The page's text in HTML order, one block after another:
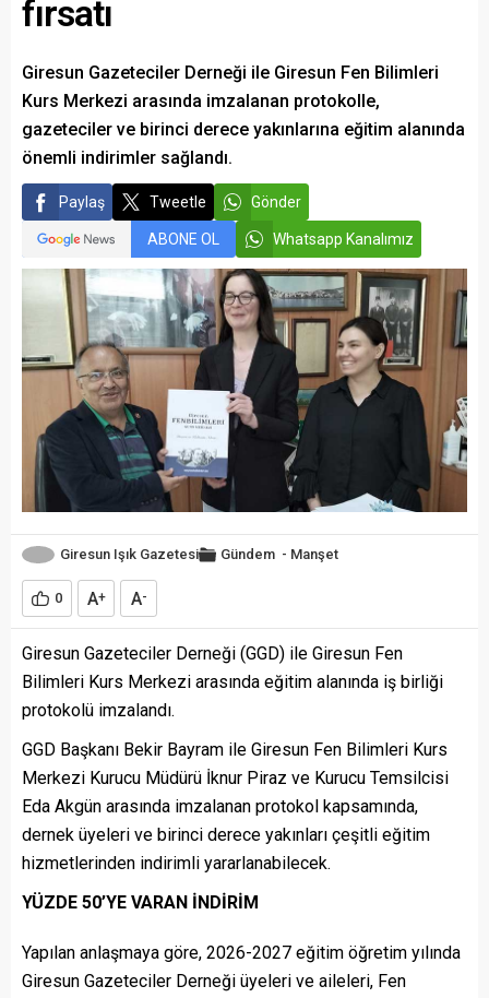
fırsatı
Giresun Gazeteciler Derneği ile Giresun Fen Bilimleri
Kurs Merkezi arasında imzalanan protokolle,
gazeteciler ve birinci derece yakınlarına eğitim alanında
önemli indirimler sağlandı.
Paylaş Tweetle Gönder
ABONE OL Whatsapp Kanalımız
Giresun Işık Gazetesi Gündem - Manşet
0 A+ A-
Giresun Gazeteciler Derneği (GGD) ile Giresun Fen
Bilimleri Kurs Merkezi arasında eğitim alanında iş birliği
protokolü imzalandı.
GGD Başkanı Bekir Bayram ile Giresun Fen Bilimleri Kurs
Merkezi Kurucu Müdürü İknur Piraz ve Kurucu Temsilcisi
Eda Akgün arasında imzalanan protokol kapsamında,
dernek üyeleri ve birinci derece yakınları çeşitli eğitim
hizmetlerinden indirimli yararlanabilecek.
YÜZDE 50’YE VARAN İNDİRİM
Yapılan anlaşmaya göre, 2026-2027 eğitim öğretim yılında
Giresun Gazeteciler Derneği üyeleri ve aileleri, Fen